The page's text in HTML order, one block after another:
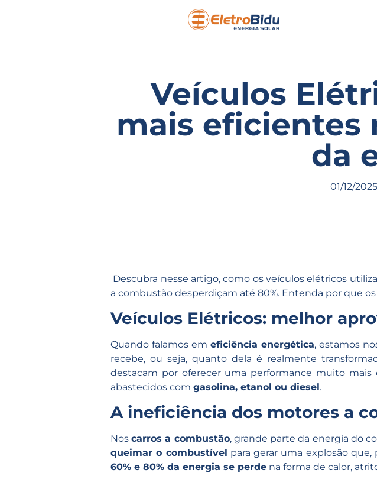
Veículos
mais eficientes
da
01/12/2025
Descubra nesse artigo, como os veículos elétricos
a combustão desperdiçam até 80%. Entenda por que
Veículos Elétricos: melhor
Quando falamos em eficiência energética, estamos
recebe, ou seja, quanto dela é realmente
destacam por oferecer uma performance muito
abastecidos com gasolina, etanol ou diesel.
A ineficiência dos motores a
Noscarros a combustão, grande parte da energia do
queimar o combustível para gerar uma explosão
60% e 80% da energia se perde na forma de calor,